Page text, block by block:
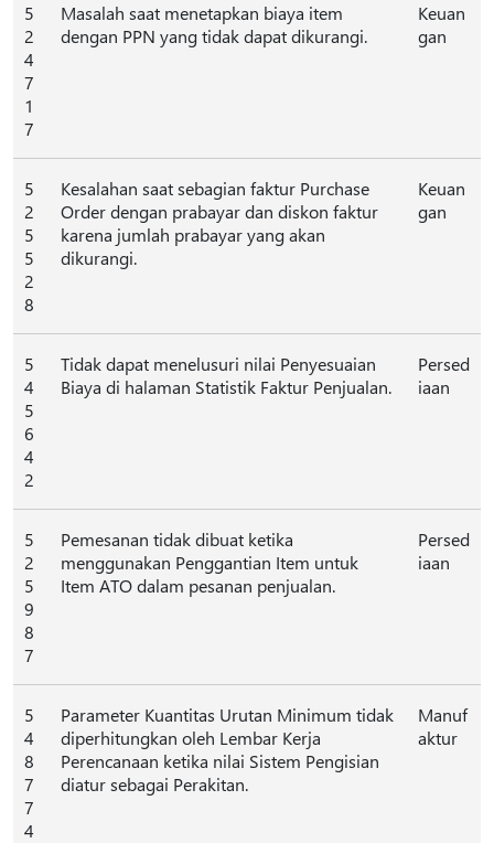
5
2
4
7
1
7
Masalah saat menetapkan biaya item
dengan PPN yang tidak dapat dikurangi.
Keuan
gan
5
2
5
5
2
8
Kesalahan saat sebagian faktur Purchase
Order dengan prabayar dan diskon faktur
karena jumlah prabayar yang akan
dikurangi.
Keuan
gan
5
4
5
6
4
2
Tidak dapat menelusuri nilai Penyesuaian
Biaya di halaman Statistik Faktur Penjualan.
Persed
iaan
5
2
5
9
8
7
Pemesanan tidak dibuat ketika
menggunakan Penggantian Item untuk
Item ATO dalam pesanan penjualan.
Persed
iaan
5
4
8
7
7
4
Parameter Kuantitas Urutan Minimum tidak
diperhitungkan oleh Lembar Kerja
Perencanaan ketika nilai Sistem Pengisian
diatur sebagai Perakitan.
Manuf
aktur